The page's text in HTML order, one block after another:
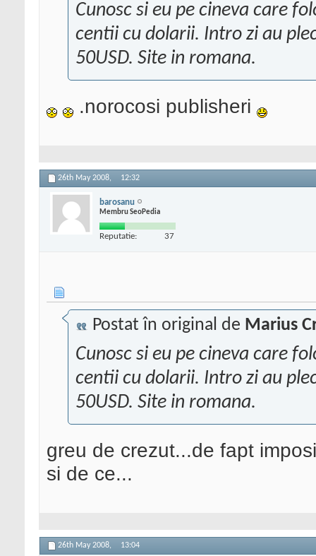
Cunosc si eu pe cineva care
centii cu dolarii. Intro zi au
50USD. Site in romana.
.norocosi publisheri
26th May 2008, 12:32
barosanu
Membru SeoPedia
Reputatie: 37
Postat în original de Marius
Cunosc si eu pe cineva care
centii cu dolarii. Intro zi au
50USD. Site in romana.
greu de crezut...de fapt
si de ce...
26th May 2008, 13:04